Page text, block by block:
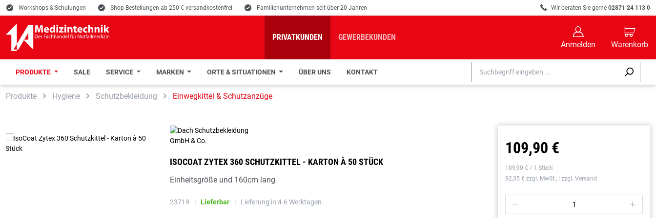
Zur Suche springen
Zur Hauptnavigation springen
E Workshops & Schulungen E Shop-Bestellungen ab 250 € versandkostenfrei E Familienunternehmen seit über 20 Jahren R Wir beraten Sie gerne 02871 24 113 0
PRIVATKUNDEN GEWERBEKUNDEN
B
Anmelden
C
Warenkorb
PRODUKTE SALE SERVICE MARKEN ORTE & SITUATIONEN ÜBER UNS KONTAKT
Produkte Hygiene Schutzbekleidung Einwegkittel & Schutzanzüge
ISOCOAT ZYTEX 360 SCHUTZKITTEL - KARTON À 50 STÜCK
Einheitsgröße und 160cm lang
23719 | Lieferbar | Lieferung in 4-6 Werktagen.
109,90 €
109,90 € / 1 Stück
92,35 € zzgl. MwSt., | zzgl. Versand
P S